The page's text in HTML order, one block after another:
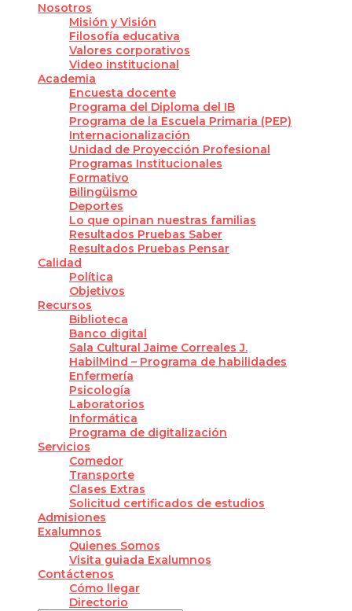
Nosotros
Misión y Visión
Filosofía educativa
Valores corporativos
Video institucional
Academia
Encuesta docente
Programa del Diploma del IB
Programa de la Escuela Primaria (PEP)
Internacionalización
Unidad de Proyección Profesional
Programas Institucionales
Formativo
Bilingüismo
Deportes
Lo que opinan nuestras familias
Resultados Pruebas Saber
Resultados Pruebas Pensar
Calidad
Política
Objetivos
Recursos
Biblioteca
Banco digital
Sala Cultural Jaime Correales J.
HabilMind – Programa de habilidades
Enfermería
Psicología
Laboratorios
Informática
Programa de digitalización
Servicios
Comedor
Transporte
Clases Extras
Solicitud certificados de estudios
Admisiones
Exalumnos
Quienes Somos
Visita guiada Exalumnos
Contáctenos
Cómo llegar
Directorio